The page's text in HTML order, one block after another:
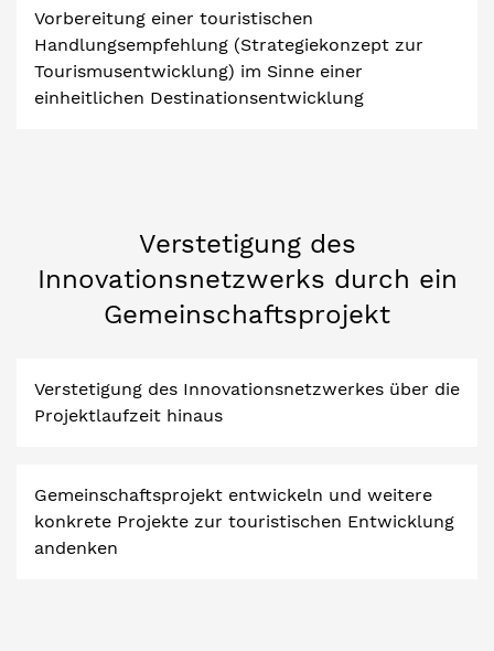
Vorbereitung einer touristischen
Handlungsempfehlung (Strategiekonzept zur
Tourismusentwicklung) im Sinne einer
einheitlichen Destinationsentwicklung
Verstetigung des
Innovationsnetzwerks durch ein
Gemeinschaftsprojekt
Verstetigung des Innovationsnetzwerkes über die
Projektlaufzeit hinaus
Gemeinschaftsprojekt entwickeln und weitere
konkrete Projekte zur touristischen Entwicklung
andenken